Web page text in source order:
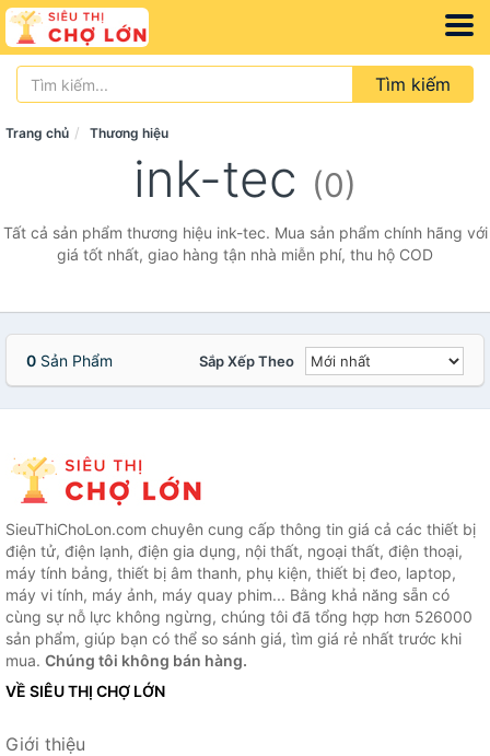
Tìm kiếm
Trang chủ Thương hiệu
ink-tec (0)
Tất cả sản phẩm thương hiệu ink-tec. Mua sản phẩm chính hãng với
giá tốt nhất, giao hàng tận nhà miễn phí, thu hộ COD
0 Sản Phẩm Sắp Xếp Theo
SieuThiChoLon.com chuyên cung cấp thông tin giá cả các thiết bị
điện tử, điện lạnh, điện gia dụng, nội thất, ngoại thất, điện thoại,
máy tính bảng, thiết bị âm thanh, phụ kiện, thiết bị đeo, laptop,
máy vi tính, máy ảnh, máy quay phim... Bằng khả năng sẵn có
cùng sự nỗ lực không ngừng, chúng tôi đã tổng hợp hơn 526000
sản phẩm, giúp bạn có thể so sánh giá, tìm giá rẻ nhất trước khi
mua. Chúng tôi không bán hàng.
VỀ SIÊU THỊ CHỢ LỚN
Giới thiệu